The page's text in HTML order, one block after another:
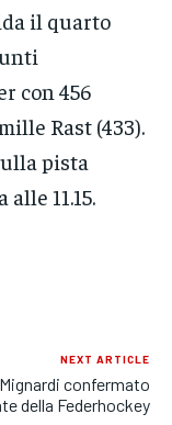
il quarto
con 456
Rast (433).
pista
11.15.
NEXT ARTICLE
confermato
della Federhockey